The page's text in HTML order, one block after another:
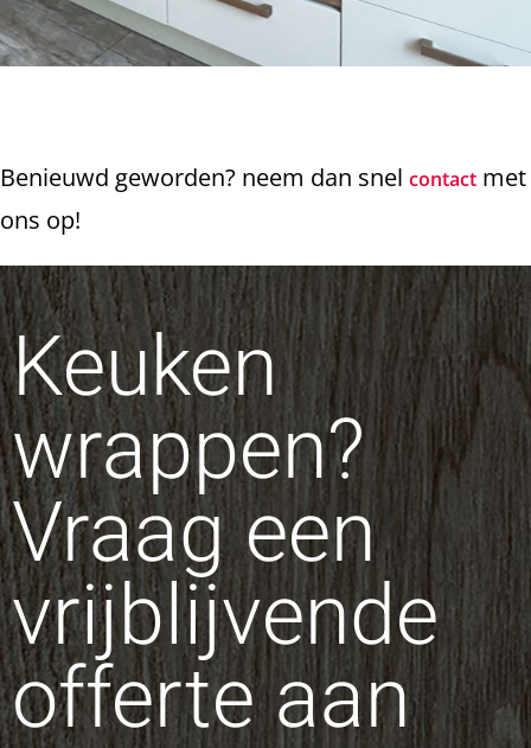
Benieuwd geworden? neem dan snel contact met
ons op!
Keuken
wrappen?
Vraag een
vrijblijvende
offerte aan